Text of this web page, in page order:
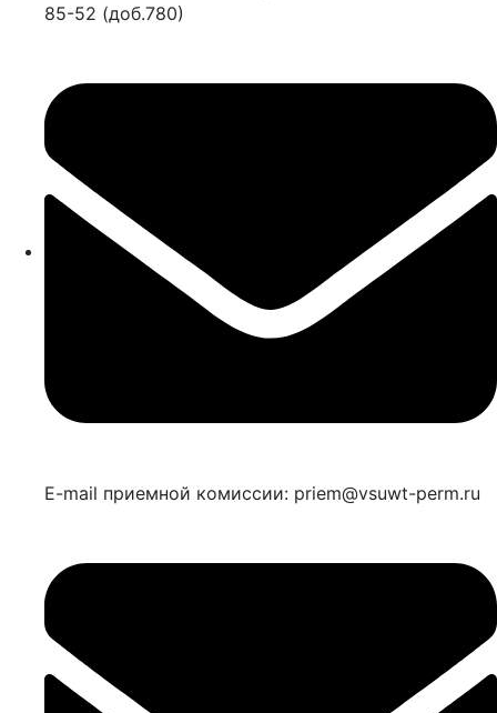
85-52 (доб.780)
E-mail приемной комиссии: priem@vsuwt-perm.ru